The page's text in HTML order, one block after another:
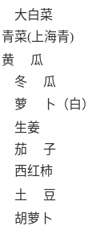
大白菜
青菜(上海青)
黄 瓜
冬 瓜
萝 卜（白）
生姜
茄 子
西红柿
土 豆
胡萝卜